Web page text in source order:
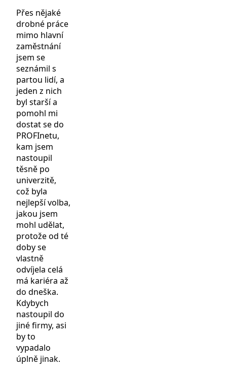
Přes nějaké
drobné práce
mimo hlavní
zaměstnání
jsem se
seznámil s
partou lidí, a
jeden z nich
byl starší a
pomohl mi
dostat se do
PROFInetu,
kam jsem
nastoupil
těsně po
univerzitě,
což byla
nejlepší volba,
jakou jsem
mohl udělat,
protože od té
doby se
vlastně
odvíjela celá
má kariéra až
do dneška.
Kdybych
nastoupil do
jiné firmy, asi
by to
vypadalo
úplně jinak.